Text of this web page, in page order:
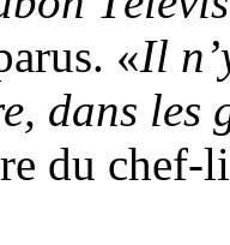
«Il
dans les
du chef-